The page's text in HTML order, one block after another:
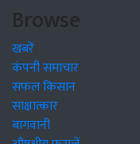
Browse
खबरें
कंपनी समाचार
सफल किसान
साक्षात्कार
बागवानी